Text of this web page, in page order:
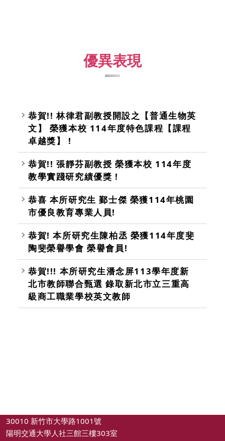
優異表現
恭賀!! 林律君副教授開設之【普通生物英
文】 榮獲本校 114年度特色課程【課程
卓越獎】 !
恭賀!! 張靜芬副教授 榮獲本校 114年度
教學實踐研究績優獎 !
恭喜 本所研究生 鄞士傑 榮獲114年桃園
市優良教育專業人員!
恭賀! 本所研究生陳柏丞 榮獲114年度斐
陶斐榮譽學會 榮譽會員!
恭賀!!! 本所研究生潘念屏113學年度新
北市教師聯合甄選 錄取新北市立三重高
級商工職業學校英文教師
30010 新竹市大學路1001號
陽明交通大學人社三館三樓303室